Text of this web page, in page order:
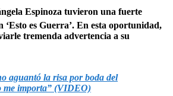
Espinoza tuvieron una fuerte
es Guerra’. En esta oportunidad,
tremenda advertencia a su
aguantó la risa por boda del
me importa” (VIDEO)